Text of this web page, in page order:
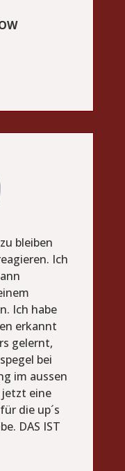
bleiben
Ich
Ich habe
erkannt
gelernt,
bei
im aussen
jetzt eine
die up´s
DAS IST